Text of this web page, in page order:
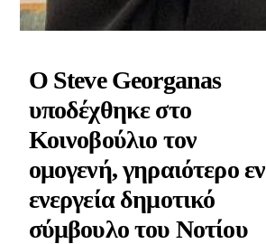
Ο Steve Georganas
υποδέχθηκε στο
Κοινοβούλιο τον
ομογενή, γηραιότερο εν
ενεργεία δημοτικό
σύμβουλο του Νοτίου